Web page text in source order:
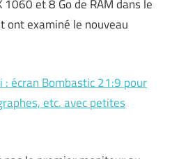
1060 et 8 Go de RAM dans le
ont examiné le nouveau
: écran Bombastic 21:9 pour
etc. avec petites